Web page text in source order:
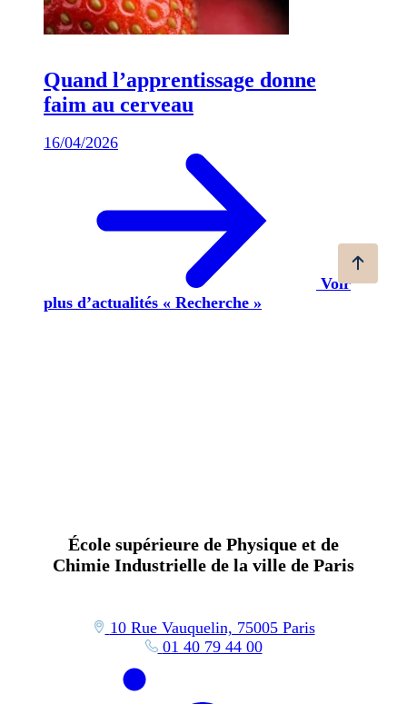
Quand l’apprentissage donne
faim au cerveau
16/04/2026
Voir
plus d’actualités « Recherche »
École supérieure de Physique et de
Chimie Industrielle de la ville de Paris
10 Rue Vauquelin, 75005 Paris
01 40 79 44 00